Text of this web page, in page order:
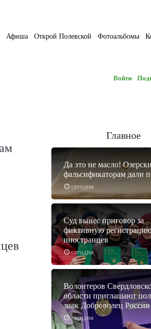
Афиша Открой Полевской Фотоальбомы
Войти
Главное
сегодня
Да это не масло!
фальсификаторам дали
сегодня
Суд вынес приговор за
фиктивную
иностранцев
сегодня
Волонтеров
области приглашают
знак Доброволец России